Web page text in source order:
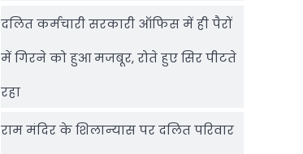
दलित कर्मचारी सरकारी ऑफ‍िस में ही पैरों
में गिरने को हुआ मजबूर, रोते हुए सिर पीटते
रहा
राम मंदिर के शिलान्‍यास पर दलित परिवार